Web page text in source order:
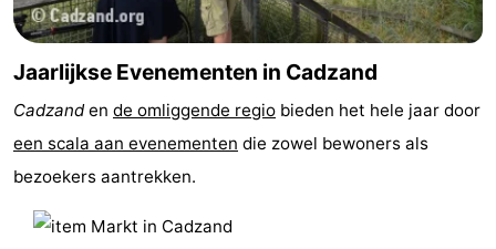
Jaarlijkse Evenementen in Cadzand
Cadzanden de omliggende regio bieden het hele jaar door
een scala aan evenementen die zowel bewoners als
bezoekers aantrekken.